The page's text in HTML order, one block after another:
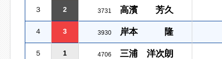
３ 2 3731 高濱 芳久
４ 3 3930 岸本 隆
５ 1 4706 三浦 洋次朗